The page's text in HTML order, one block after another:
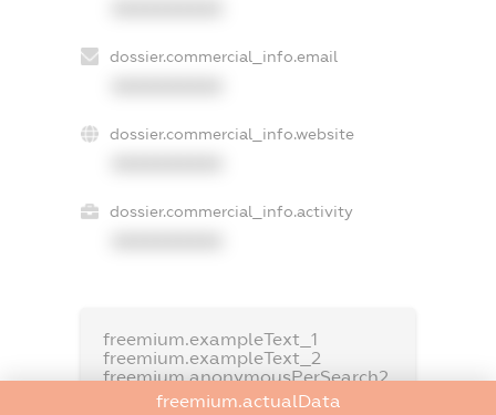
dossier.commercial_info.email
dossier.commercial_info.website
dossier.commercial_info.activity
freemium.exampleText_1
freemium.exampleText_2
freemium.anonymousPerSearch2
freemium.actualData